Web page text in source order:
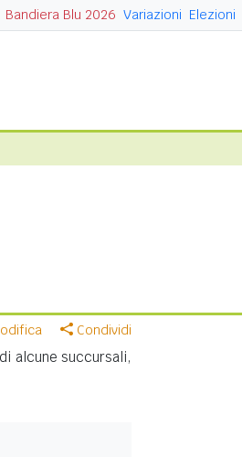
Bandiera Blu 2026 Variazioni Elezioni
Condividi
alcune succursali,